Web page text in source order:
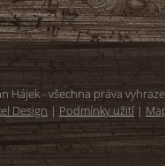
Hájek - všechna práva
Design | Podmínky užití |